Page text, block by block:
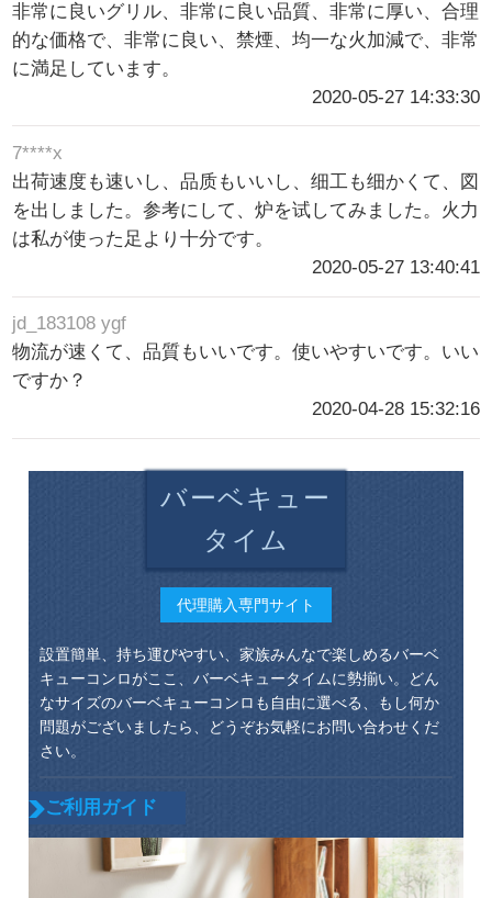
非常に良いグリル、非常に良い品質、非常に厚い、合理
的な価格で、非常に良い、禁煙、均一な火加減で、非常
に満足しています。
2020-05-27 14:33:30
7****x
出荷速度も速いし、品质もいいし、细工も细かくて、図
を出しました。参考にして、炉を试してみました。火力
は私が使った足より十分です。
2020-05-27 13:40:41
jd_183108 ygf
物流が速くて、品質もいいです。使いやすいです。いい
ですか？
2020-04-28 15:32:16
バーベキュー
タイム
代理購入専門サイト
設置簡単、持ち運びやすい、家族みんなで楽しめるバーベ
キューコンロがここ、バーベキュータイムに勢揃い。どん
なサイズのバーベキューコンロも自由に選べる、もし何か
問題がございましたら、どうぞお気軽にお問い合わせくだ
さい。
ご利用ガイド